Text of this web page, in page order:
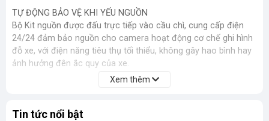
TỰ ĐỘNG BẢO VỆ KHI YẾU NGUỒN
Bộ Kit nguồn được đấu trực tiếp vào cầu chì, cung cấp điện
24/24 đảm bảo nguồn cho camera hoạt động cơ chế ghi hình
đỗ xe, với điện năng tiêu thụ tối thiểu, không gây hao bình hay
ảnh hưởng đên ắc quy của xe.
Xem thêm
Tin tức nổi bật